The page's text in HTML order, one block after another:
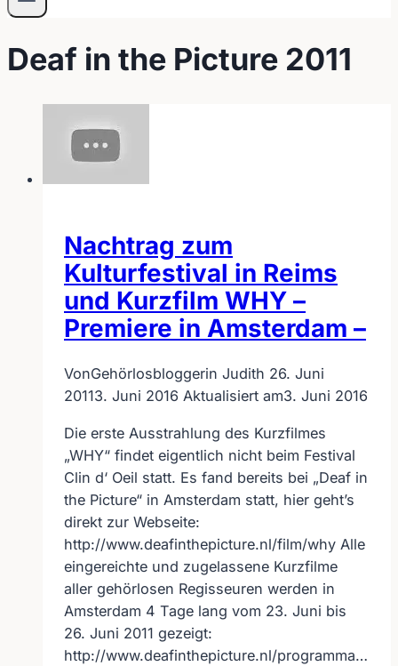
Deaf in the Picture 2011
Nachtrag zum
Kulturfestival in Reims
und Kurzfilm WHY –
Premiere in Amsterdam –
VonGehörlosbloggerin Judith 26. Juni
20113. Juni 2016 Aktualisiert am3. Juni 2016
Die erste Ausstrahlung des Kurzfilmes
„WHY“ findet eigentlich nicht beim Festival
Clin d‘ Oeil statt. Es fand bereits bei „Deaf in
the Picture“ in Amsterdam statt, hier geht’s
direkt zur Webseite:
http://www.deafinthepicture.nl/film/why Alle
eingereichte und zugelassene Kurzfilme
aller gehörlosen Regisseuren werden in
Amsterdam 4 Tage lang vom 23. Juni bis
26. Juni 2011 gezeigt:
http://www.deafinthepicture.nl/programma…